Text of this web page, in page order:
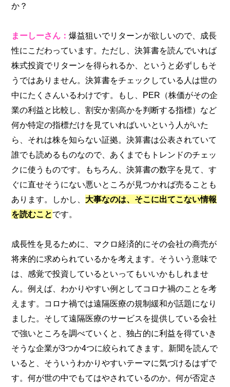
か？
まーしーさん：爆益狙いでリターンが欲しいので、成長
性にこだわっています。ただし、決算書を読んでいれば
株式投資でリターンを得られるか、というと必ずしもそ
うではありません。決算書をチェックしている人は世の
中にたくさんいるわけです。もし、PER（株価がその企
業の利益と比較し、割安か割高かを判断する指標）など
何か特定の指標だけを見ていればいいという人がいた
ら、それは株を知らない証拠。決算書は公表されていて
誰でも読めるものなので、あくまでもトレンドのチェッ
クに使うものです。もちろん、決算書の数字を見て、す
ぐに直せそうにない悪いところが見つかれば売ることも
あります。しかし、 大事なのは、そこに出てこない情報
を読むことです。
成長性を見るために、マクロ経済的にその会社の商売が
将来的に求められているかを考えます。そういう意味で
は、感覚で投資しているといってもいいかもしれませ
ん。例えば、わかりやすい例としてコロナ禍のことを考
えます。コロナ禍では遠隔医療の規制緩和が話題になり
ました。そして遠隔医療のサービスを提供している会社
で強いところを調べていくと、独占的に利益を得ていき
そうな企業が3つか4つに絞られてきます。新聞を読んで
いると、そういうわかりやすいテーマに気づけるはずで
す。何が世の中でもてはやされているのか。何が否定さ